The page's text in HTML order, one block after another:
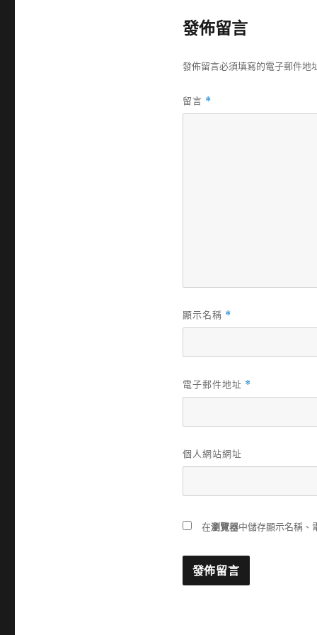
期:
發佈留言
發佈留言必須填寫的電子郵件地
留言 *
顯示名稱 *
電子郵件地址 *
個人網站網址
在瀏覽器中儲存顯示名稱、